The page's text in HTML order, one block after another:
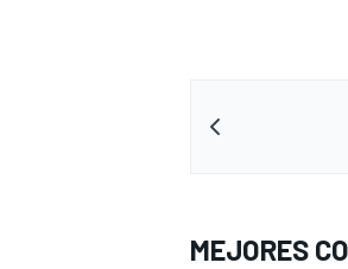
MEJORES